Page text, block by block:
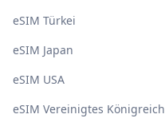
eSIM Türkei
eSIM Japan
eSIM USA
eSIM Vereinigtes Königreich